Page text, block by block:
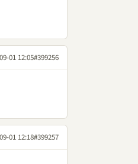
01 12:05#399256
01 12:18#399257